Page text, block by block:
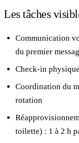
Les tâches
Communication
du premier
Check-in
Coordination du
rotation
toilette) : 1 à 2 h